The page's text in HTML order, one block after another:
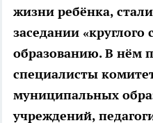
жизни ребёнка,
заседании «круглого
образованию. В нём
специалисты
муниципальных
учреждений,